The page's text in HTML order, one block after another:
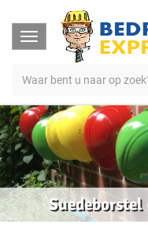
Toggle
navigation